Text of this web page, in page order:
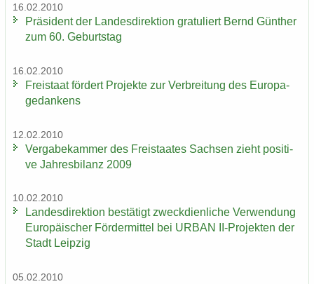
16.02.2010
Prä­si­dent der Lan­des­di­rek­ti­on gra­tu­liert Bernd Gün­ther
zum 60. Ge­burts­tag
16.02.2010
Frei­staat för­dert Pro­jek­te zur Ver­brei­tung des Eu­ro­pa­
ge­dan­kens
12.02.2010
Ver­ga­be­kam­mer des Frei­staa­tes Sach­sen zieht po­si­ti­
ve Jah­res­bi­lanz 2009
10.02.2010
Lan­des­di­rek­ti­on be­stä­tigt zweck­dien­li­che Ver­wen­dung
Eu­ro­päi­scher För­der­mit­tel bei URBAN II-​Projekten der
Stadt Leip­zig
05.02.2010